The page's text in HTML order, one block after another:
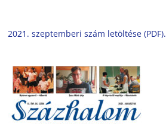
2021. szeptemberi szám letöltése (PDF).